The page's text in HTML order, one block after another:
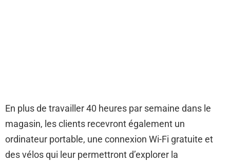
En plus de travailler 40 heures par semaine dans le
magasin, les clients recevront également un
ordinateur portable, une connexion Wi-Fi gratuite et
des vélos qui leur permettront d’explorer la